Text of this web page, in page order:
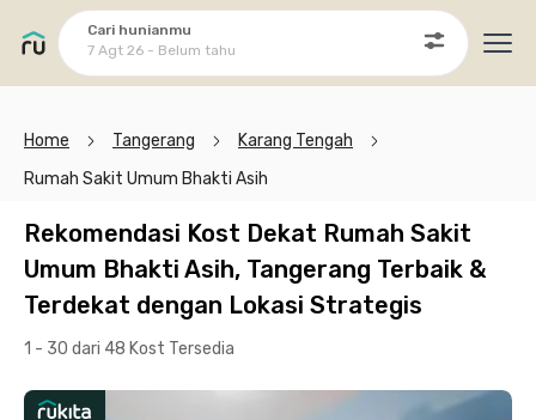
Cari hunianmu
7 Agt 26 - Belum tahu
Home Tangerang
Karang Tengah
Rumah Sakit Umum Bhakti Asih
Rekomendasi Kost Dekat Rumah Sakit
Umum Bhakti Asih, Tangerang Terbaik &
Terdekat dengan Lokasi Strategis
1 - 30 dari 48 Kost Tersedia